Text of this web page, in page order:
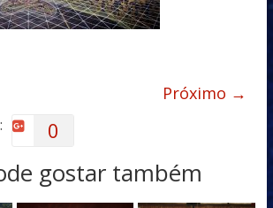
Próximo →
0
gostar também